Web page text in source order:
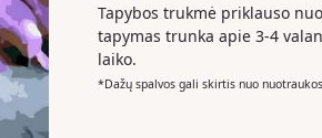
Tapybos trukmė priklauso
tapymas trunka apie 3-4
laiko.
*Dažų spalvos gali skirtis nuo nuotraukos